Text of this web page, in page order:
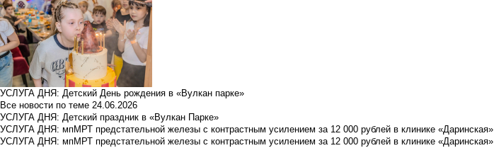
УСЛУГА ДНЯ: Детский День рождения в «Вулкан парке»
Все новости по теме 24.06.2026
УСЛУГА ДНЯ: Детский праздник в «Вулкан Парке»
УСЛУГА ДНЯ: мпМРТ предстательной железы с контрастным усилением за 12 000 рублей в клинике «Даринская»
УСЛУГА ДНЯ: мпМРТ предстательной железы с контрастным усилением за 12 000 рублей в клинике «Даринская»